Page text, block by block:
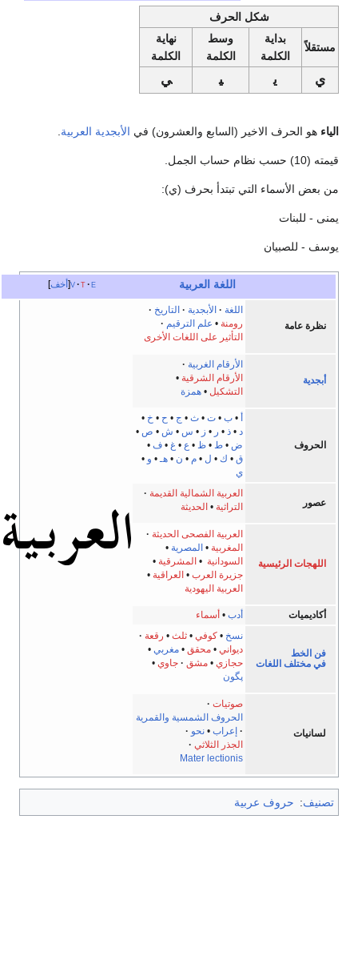
شكل الحرف
مستقلاً
بداية
الكلمة
وسط
الكلمة
نهاية
الكلمة
ي ي‍ ‍ي‍ ‍ي
الياء هو الحرف الاخير (السابع والعشرون) في الأبجدية العربية.
قيمته (10) حسب نظام حساب الجمل.
من بعض الأسماء التي تبتدأ بحرف (ي):
يمنى - للبنات
يوسف - للصبيان
أخف v t e اللغة العربية
نظرة عامة
اللغة الأبجدية
التاريخ
رومنة • علم الترقيم
التأثير على اللغات الأخرى
أبجدية
الأرقام الغربية
الأرقام الشرقية •
التشكيل •همزة
الحروف
أ •ب •ت •ث • ج • ح • خ •
د •ذ • ر • ز • س • ش • ص •
ض •ط •ظ • ع • غ •ف •
ق • ك • ل •م • ن •هـ • و •
ي
عصور
العربية الشمالية القديمة
التراثية • الحديثة
اللهجات الرئيسية
العربية الفصحى الحديثة
المغربية • المصرية •
السودانية • المشرقية •
جزيرة العرب • العراقية •
العربية اليهودية
أكاديميات أدب •أسماء
فن الخط
في مختلف اللغات
نسخ •كوفي •ثلث • رقعة
ديواني •محقق •مغربي •
حجازي •مشق جاوي •
پگون
لسانيات
صوتيات
الحروف الشمسية والقمرية
إعراب •نحو
الجذر الثلاثي
Mater lectionis
تصنيف: حروف عربية